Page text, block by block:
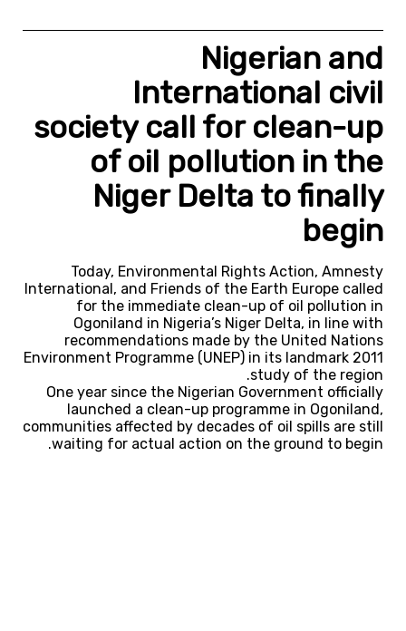
Nigerian and
International civil
society call for clean-up
of oil pollution in the
Niger Delta to finally
begin
Today, Environmental Rights Action, Amnesty
International, and Friends of the Earth Europe called
for the immediate clean-up of oil pollution in
Ogoniland in Nigeria’s Niger Delta, in line with
recommendations made by the United Nations
Environment Programme (UNEP) in its landmark 2011
study of the region.
One year since the Nigerian Government officially
launched a clean-up programme in Ogoniland,
communities affected by decades of oil spills are still
waiting for actual action on the ground to begin.